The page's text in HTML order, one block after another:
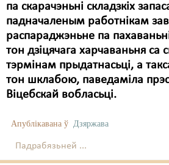
па скарачэньні складзкіх
падначаленым работнікам
распараджэньне па
тон дзіцячага харчаваньня са
тэрмінам прыдатнасьці, а
тон шклабою, паведаміла
Віцебскай вобласьці.
Апублікавана ў Дзяржава
Падрабязьней ...
Распальваньне варожасьці
Рознае
Свабода слова
Свабода сумленьня
Экалёгія